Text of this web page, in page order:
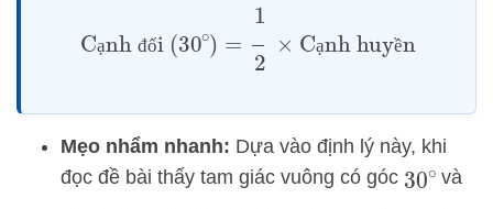
ạ đ ố ạ ề
12
Mẹo nhẩm nhanh: Dựa vào định lý này, khi
đọc đề bài thấy tam giác vuông có góc 30∘và